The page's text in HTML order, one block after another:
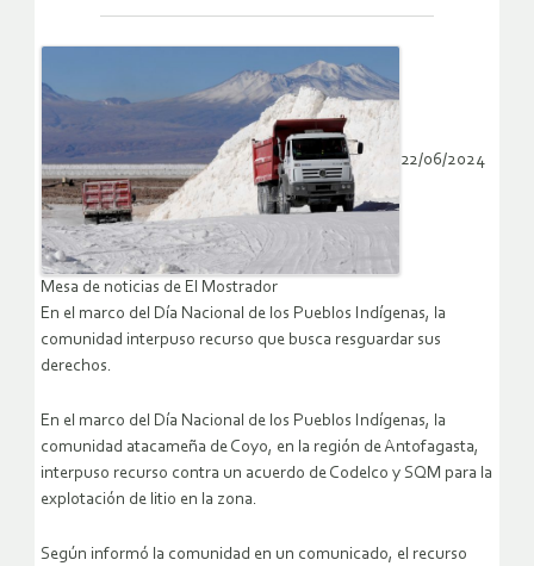
22/06/2024
Mesa de noticias de El Mostrador
En el marco del Día Nacional de los Pueblos Indígenas, la
comunidad interpuso recurso que busca resguardar sus
derechos.
En el marco del Día Nacional de los Pueblos Indígenas, la
comunidad atacameña de Coyo, en la región de Antofagasta,
interpuso recurso contra un acuerdo de Codelco y SQM para la
explotación de litio en la zona.
Según informó la comunidad en un comunicado, el recurso